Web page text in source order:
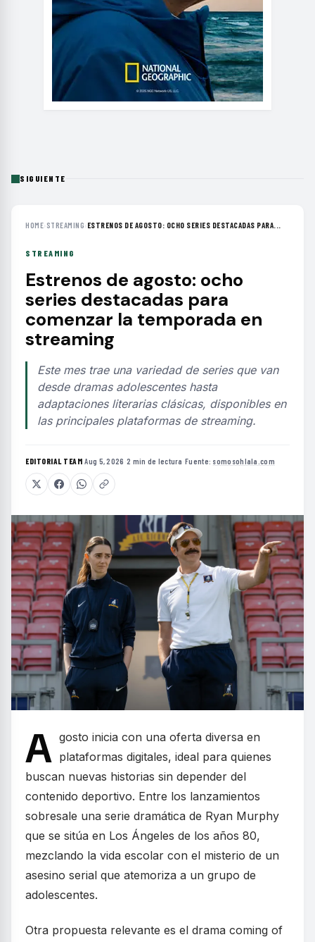
SIGUIENTE
HOME› STREAMING› ESTRENOS DE AGOSTO: OCHO SERIES DESTACADAS PARA...
STREAMING
Estrenos de agosto: ocho
series destacadas para
comenzar la temporada en
streaming
Este mes trae una variedad de series que van
desde dramas adolescentes hasta
adaptaciones literarias clásicas, disponibles en
las principales plataformas de streaming.
EDITORIAL TEAM·Aug 5, 2026 ·2 min de lectura ·Fuente: somosohlala.com
A gosto inicia con una oferta diversa en
plataformas digitales, ideal para quienes
buscan nuevas historias sin depender del
contenido deportivo. Entre los lanzamientos
sobresale una serie dramática de Ryan Murphy
que se sitúa en Los Ángeles de los años 80,
mezclando la vida escolar con el misterio de un
asesino serial que atemoriza a un grupo de
adolescentes.
Otra propuesta relevante es el drama coming of